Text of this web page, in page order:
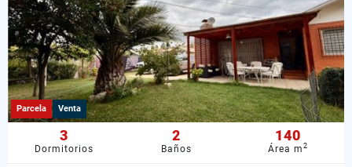
Parcela Venta
3
Dormitorios
2
Baños
140
Área m2